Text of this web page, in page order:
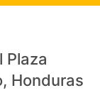
Plaza
Honduras